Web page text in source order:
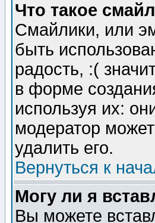
Что такое
Смайлики, или
быть
радость, :(
в форме
используя их:
модератор
удалить его.
Вернуться к
Могу ли я
Вы можете